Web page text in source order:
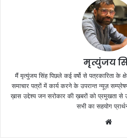
मृत्युंजय
मैं मृत्युंजय सिंह पिछले कई वर्षो से पत्रकारिता के
समाचार पत्रों में कार्य करने के उपरान्त न्यूज़
ख़ास उद्देश्य जन सरोकार की ख़बरों को प्रमुखता से
सभी का सहयोग